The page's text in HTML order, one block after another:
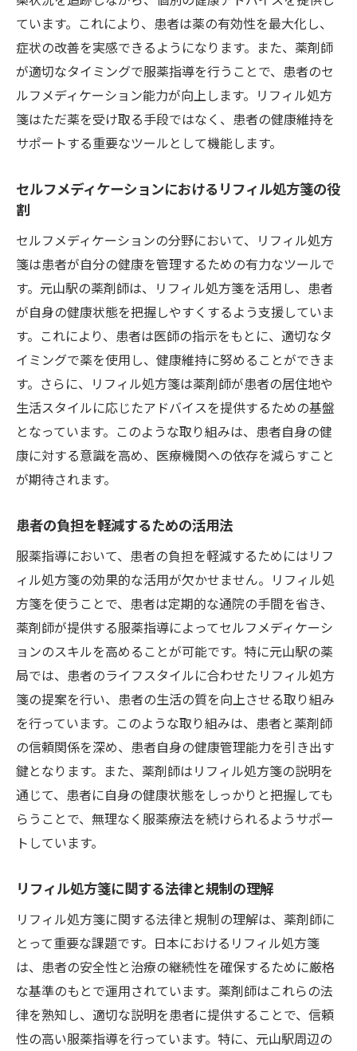
ています。これにより、患者は薬の有効性を最大化し、
症状の改善を実感できるようになります。また、薬剤師
が適切なタイミングで服薬指導を行うことで、患者のセ
ルフメディケーション能力が向上します。リフィル処方
箋はただ薬を受け取る手段ではなく、患者の健康維持を
サポートする重要なツールとして機能します。
セルフメディケーションにおけるリフィル処方箋の役
割
セルフメディケーションの分野において、リフィル処方
箋は患者が自分の健康を管理するための有力なツールで
す。元山駅の薬剤師は、リフィル処方箋を活用し、患者
が自身の健康状態を把握しやすくするよう支援していま
す。これにより、患者は医師の指示をもとに、適切なタ
イミングで薬を使用し、健康維持に努めることができま
す。さらに、リフィル処方箋は薬剤師が患者の居住地や
生活スタイルに応じたアドバイスを提供するための基盤
となっています。このような取り組みは、患者自身の健
康に対する意識を高め、医療機関への依存を減らすこと
が期待されます。
患者の負担を軽減するための活用法
服薬指導において、患者の負担を軽減するためにはリフ
ィル処方箋の効果的な活用が欠かせません。リフィル処
方箋を使うことで、患者は定期的な通院の手間を省き、
薬剤師が提供する服薬指導によってセルフメディケーシ
ョンのスキルを高めることが可能です。特に元山駅の薬
局では、患者のライフスタイルに合わせたリフィル処方
箋の提案を行い、患者の生活の質を向上させる取り組み
を行っています。このような取り組みは、患者と薬剤師
の信頼関係を深め、患者自身の健康管理能力を引き出す
鍵となります。また、薬剤師はリフィル処方箋の説明を
通じて、患者に自身の健康状態をしっかりと把握しても
らうことで、無理なく服薬療法を続けられるようサポー
トしています。
リフィル処方箋に関する法律と規制の理解
リフィル処方箋に関する法律と規制の理解は、薬剤師に
とって重要な課題です。日本におけるリフィル処方箋
は、患者の安全性と治療の継続性を確保するために厳格
な基準のもとで運用されています。薬剤師はこれらの法
律を熟知し、適切な説明を患者に提供することで、信頼
性の高い服薬指導を行っています。特に、元山駅周辺の